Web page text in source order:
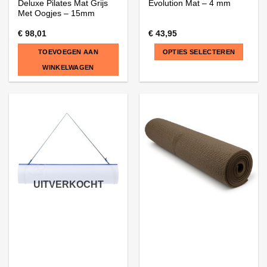
Deluxe Pilates Mat Grijs
Met Oogjes – 15mm
€98,01
TOEVOEGEN AAN
WINKELWAGEN
Evolution Mat – 4 mm
€43,95
OPTIES SELECTEREN
meerdere
variaties.
Deze
UITVERKOCHT